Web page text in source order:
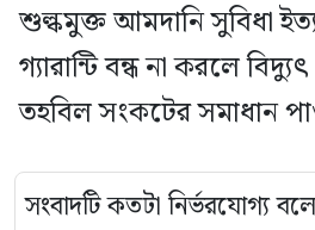
শুল্কমুক্ত আমদানি সুবিধা
গ্যারান্টি বন্ধ না করলে
তহবিল সংকটের সমাধান
সংবাদটি কতটা নির্ভরযোগ্য